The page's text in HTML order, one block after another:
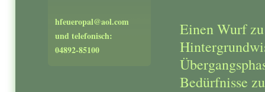
Einen Wurf
Bedürfnisse
hfeueropal@aol.com
und telefonisch:
04892-85100